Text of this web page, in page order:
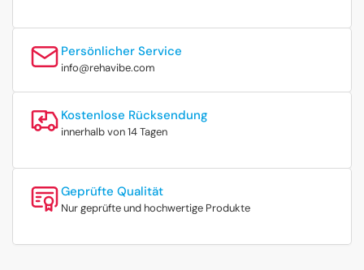
Persönlicher Service
info@rehavibe.com
Kostenlose Rücksendung
innerhalb von 14 Tagen
Geprüfte Qualität
Nur geprüfte und hochwertige Produkte